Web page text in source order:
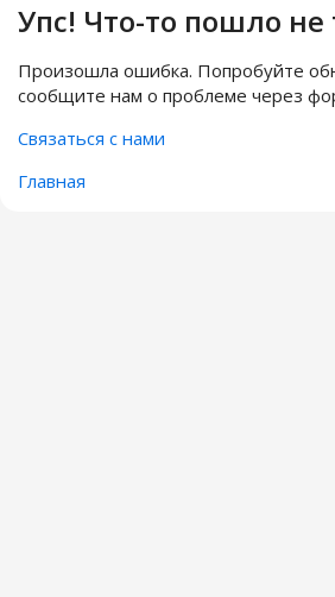
Упс! Что-то пошло не
Произошла ошибка. Попробуйте
сообщите нам о проблеме через
Связаться с нами
Главная